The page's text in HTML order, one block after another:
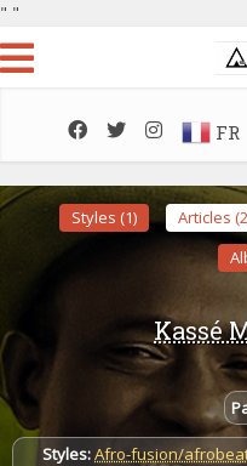
" "
FR
Styles (1) Articles
Kassé
Styles:Afro-fusion/